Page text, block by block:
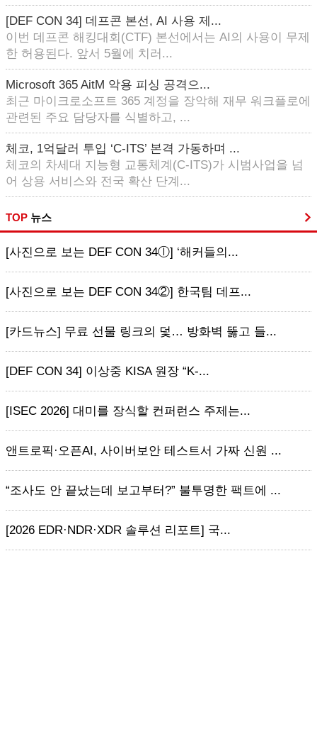
[DEF CON 34] 데프콘 본선, AI 사용 제...
이번 데프콘 해킹대회(CTF) 본선에서는 AI의 사용이 무제
한 허용된다. 앞서 5월에 치러...
Microsoft 365 AitM 악용 피싱 공격으...
최근 마이크로소프트 365 계정을 장악해 재무 워크플로에
관련된 주요 담당자를 식별하고, ...
체코, 1억달러 투입 ‘C-ITS’ 본격 가동하며 ...
체코의 차세대 지능형 교통체계(C-ITS)가 시범사업을 넘
어 상용 서비스와 전국 확산 단계...
TOP 뉴스
[사진으로 보는 DEF CON 34ⓛ] ‘해커들의...
[사진으로 보는 DEF CON 34②] 한국팀 데프...
[카드뉴스] 무료 선물 링크의 덫… 방화벽 뚫고 들...
[DEF CON 34] 이상중 KISA 원장 “K-...
[ISEC 2026] 대미를 장식할 컨퍼런스 주제는...
앤트로픽·오픈AI, 사이버보안 테스트서 가짜 신원 ...
“조사도 안 끝났는데 보고부터?” 불투명한 팩트에 ...
[2026 EDR·NDR·XDR 솔루션 리포트] 국...